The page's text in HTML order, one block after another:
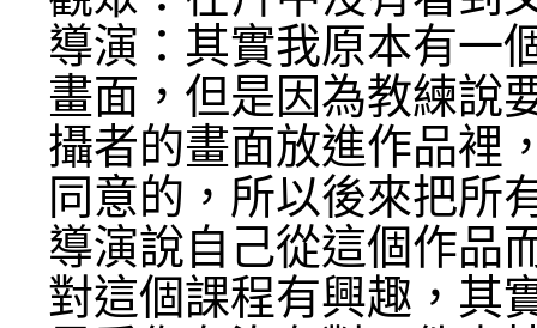
導演：其實我原本有一
畫面，但是因為教練說
攝者的畫面放進作品裡
同意的，所以後來把所
導演說自己從這個作品
對這個課程有興趣，其